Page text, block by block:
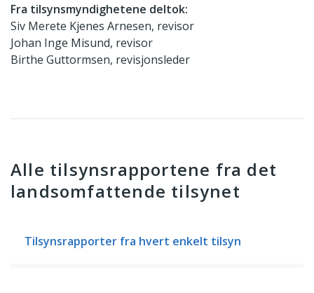
Fra tilsynsmyndighetene deltok:
Siv Merete Kjenes Arnesen, revisor
Johan Inge Misund, revisor
Birthe Guttormsen, revisjonsleder
Alle tilsynsrapportene fra det
landsomfattende tilsynet
Tilsynsrapporter fra hvert enkelt tilsyn